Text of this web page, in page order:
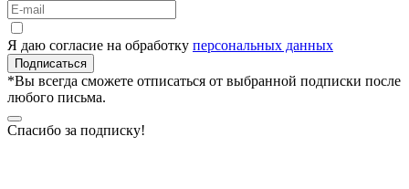
Я даю согласие на обработку персональных данных
Подписаться
*Вы всегда сможете отписаться от выбранной подписки после
любого письма.
Спасибо за подписку!